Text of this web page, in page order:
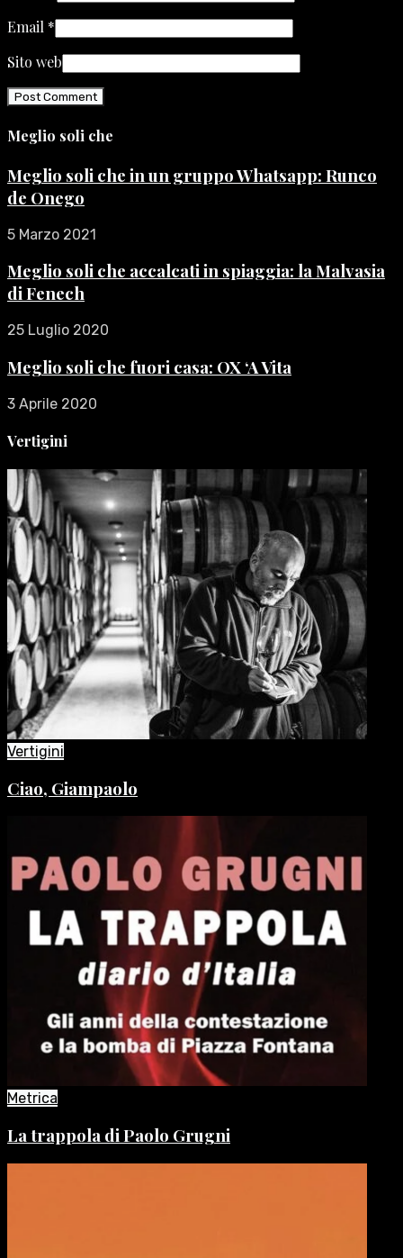
Email *
Sito web
Meglio soli che
Meglio soli che in un gruppo Whatsapp: Runco
de Onego
5 Marzo 2021
Meglio soli che accalcati in spiaggia: la Malvasia
di Fenech
25 Luglio 2020
Meglio soli che fuori casa: OX ‘A Vita
3 Aprile 2020
Vertigini
Vertigini
Ciao, Giampaolo
Metrica
La trappola di Paolo Grugni